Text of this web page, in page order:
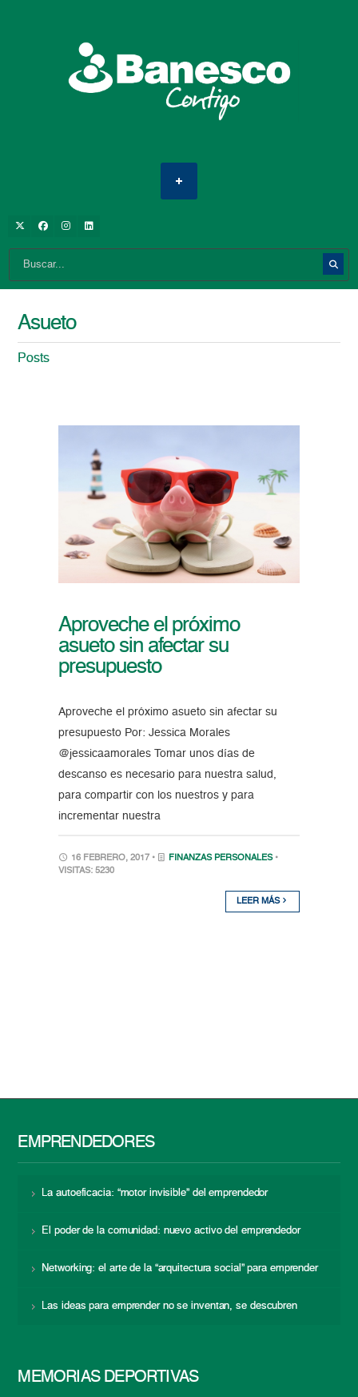
Asueto
Posts
Aproveche el próximo
asueto sin afectar su
presupuesto
Aproveche el próximo asueto sin afectar su
presupuesto Por: Jessica Morales
@jessicaamorales Tomar unos días de
descanso es necesario para nuestra salud,
para compartir con los nuestros y para
incrementar nuestra
16 FEBRERO, 2017 • FINANZAS PERSONALES •
VISITAS: 5230
LEER MÁS
EMPRENDEDORES
La autoeficacia: “motor invisible” del emprendedor
El poder de la comunidad: nuevo activo del emprendedor
Networking: el arte de la “arquitectura social” para emprender
Las ideas para emprender no se inventan, se descubren
MEMORIAS DEPORTIVAS